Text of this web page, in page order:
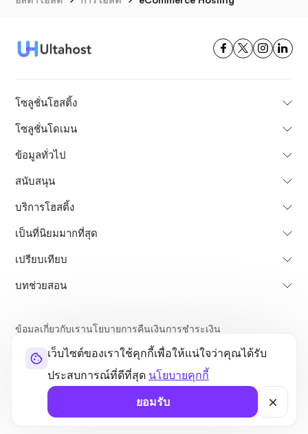
เว็บไซต์ของเราใช้คุกกี้เพื่อให้แน่ใจว่าคุณได้รับ
ประสบการณ์ที่ดีที่สุด นโยบายคุกกี้
ยอมรับ
โซลูชั่นโฮสติ้ง
โซลูชั่นโดเมน
ข้อมูลทั่วไป
สนับสนุน
บริการโฮสติ้ง
เป็นที่นิยมมากที่สุด
เปรียบเทียบ
บทช่วยสอน
ข้อมูลเกี่ยวกับเรานโยบายการคืนเงินการชำระเงิน
นโยบายความเป็นส่วนตัว
ความถูกต้องตามกฎหมาย แผนที่เว็บไซต์
©2026 UltaHost - สงวนลิขสิทธิ์